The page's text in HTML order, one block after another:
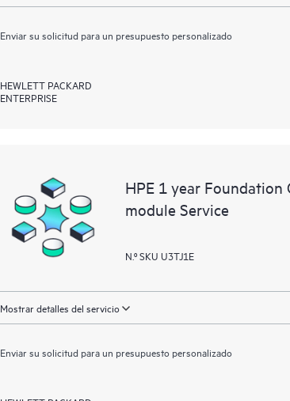
Enviar su solicitud para un presupuesto personalizado
HEWLETT PACKARD
ENTERPRISE
HPE 1 year
module Service
N.º SKU U3TJ1E
Mostrar detalles del servicio
Enviar su solicitud para un presupuesto personalizado